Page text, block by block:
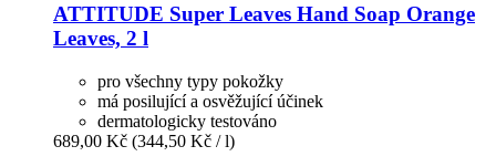
ATTITUDE Super Leaves Hand Soap Orange
Leaves, 2 l
pro všechny typy pokožky
má posilující a osvěžující účinek
dermatologicky testováno
689,00 Kč (344,50 Kč / l)